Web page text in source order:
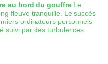
au bord du gouffre Le
fleuve tranquille. Le succès
ordinateurs personnels
suivi par des turbulences